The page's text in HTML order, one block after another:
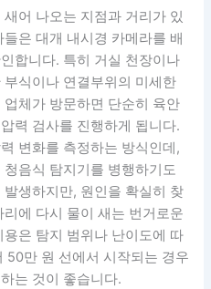
어 나오는 지점과 거리가 있
은 대개 내시경 카메라를 배
합니다. 특히 거실 천장이나
식이나 연결부위의 미세한
체가 방문하면 단순히 육안
력 검사를 진행하게 됩니다.
변화를 측정하는 방식인데,
음식 탐지기를 병행하기도
생하지만, 원인을 확실히 찾
에 다시 물이 새는 번거로운
은 탐지 범위나 난이도에 따
50만 원 선에서 시작되는 경우
는 것이 좋습니다.